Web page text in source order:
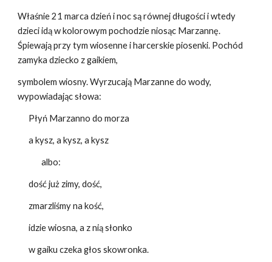
Właśnie 21 marca dzień i noc są równej długości i wtedy
dzieci idą w kolorowym pochodzie niosąc Marzannę.
Śpiewają przy tym wiosenne i harcerskie piosenki. Pochód
zamyka dziecko z gaikiem,
symbolem wiosny. Wyrzucają Marzanne do wody,
wypowiadając słowa:
Płyń Marzanno do morza
a kysz, a kysz, a kysz
albo:
dość już zimy, dość,
zmarzliśmy na kość,
idzie wiosna, a z nią słonko
w gaiku czeka głos skowronka.